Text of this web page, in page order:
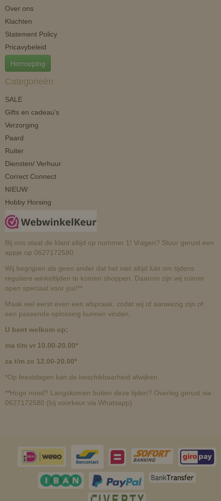
Over ons
Klachten
Statement Policy
Pricavybeleid
Herroeping
Categorieën
SALE
Gifts en cadeau's
Verzorging
Paard
Ruiter
Diensten/ Verhuur
Correct Connect
NIEUW
Hobby Horsing
Bij ons staat de klant altijd op nummer 1! Vragen? Stuur gerust een
appje op 0627172580
Wij begrijpen als geen ander dat het niet altijd lukt om tijdens
reguliere winkeltijden te komen shoppen. Daarom zijn wij ruimer
open speciaal voor jou!**
Maak wel eerst even een afspraak, zodat wij of aanwezig zijn of
een passende oplossing kunnen vinden.
U bent welkom op:
ma t/m vr 10.00-20.00*
za t/m zo 12.00-20.00*
*Op feestdagen kan de beschikbaarheid afwijken.
**Hoge nood? Langskomen buiten deze tijden? Overleg gerust via
0627172580 (bij voorkeur via Whatsapp)